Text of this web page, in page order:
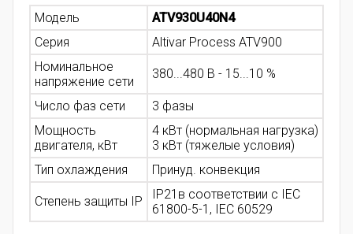
Модель
ATV930U40N4
Серия
Altivar Process ATV900
Номинальное
напряжение сети
380...480 В - 15...10 %
Число фаз сети
3 фазы
Мощность
двигателя, кВт
4 кВт (нормальная нагрузка)
3 кВт (тяжелые условия)
Тип охлаждения
Принуд. конвекция
Степень защиты IP
IP21в соответствии с IEC
61800-5-1, IEC 60529